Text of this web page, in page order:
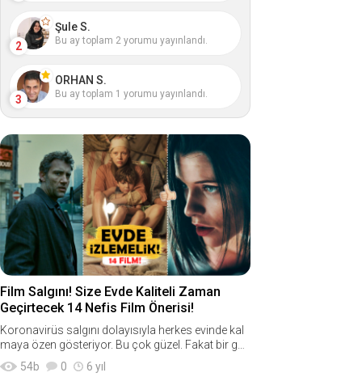
2
Şule S.
Bu ay toplam 2 yorumu yayınlandı.
3
ORHAN S.
Bu ay toplam 1 yorumu yayınlandı.
Film Salgını! Size Evde Kaliteli Zaman
Geçirtecek 14 Nefis Film Önerisi!
Koronavirüs salgını dolayısıyla herkes evinde kal
maya özen gösteriyor. Bu çok güzel. Fakat bir güz
el durum daha var ki; Herkes evde film izliyo
54b 0 6 yıl